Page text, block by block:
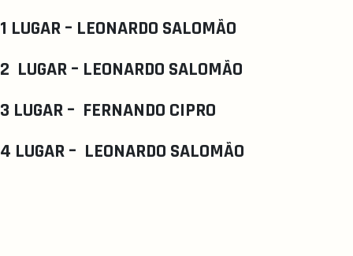
1 LUGAR – LEONARDO SALOMÃO
2 LUGAR – LEONARDO SALOMÃO
3 LUGAR – FERNANDO CIPRO
4 LUGAR – LEONARDO SALOMÃO